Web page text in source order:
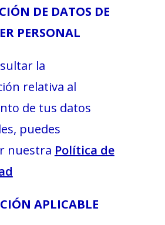
DE DATOS DE
PERSONAL
la
relativa al
de tus datos
puedes
nuestra Política de
APLICABLE